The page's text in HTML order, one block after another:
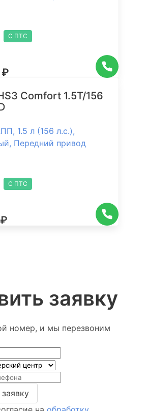
С ПТС
₽
Comfort 1.5Т/156
1.5 л (156 л.с.),
Передний привод
С ПТС
заявку
номер, и мы перезвоним